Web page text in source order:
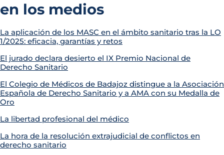
en los medios
La aplicación de los MASC en el ámbito sanitario tras la LO
1/2025: eficacia, garantías y retos
El jurado declara desierto el IX Premio Nacional de
Derecho Sanitario
El Colegio de Médicos de Badajoz distingue a la Asociación
Española de Derecho Sanitario y a AMA con su Medalla de
Oro
La libertad profesional del médico
La hora de la resolución extrajudicial de conflictos en
derecho sanitario